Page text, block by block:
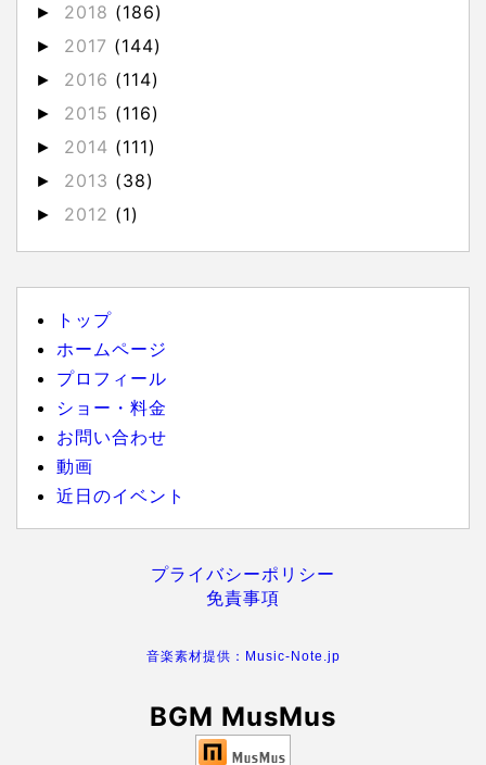
► 2018 (186)
► 2017 (144)
► 2016 (114)
► 2015 (116)
► 2014 (111)
► 2013 (38)
► 2012 (1)
トップ
ホームページ
プロフィール
ショー・料金
お問い合わせ
動画
近日のイベント
プライバシーポリシー
免責事項
音楽素材提供：Music-Note.jp
BGM MusMus